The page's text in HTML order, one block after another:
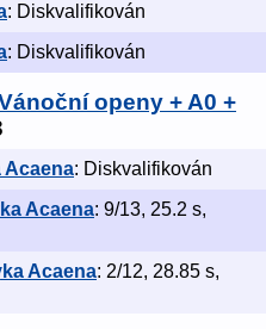
: Diskvalifikován
: Diskvalifikován
openy + A0 +
Acaena: Diskvalifikován
Acaena: 9/13, 25.2 s,
Acaena: 2/12, 28.85 s,